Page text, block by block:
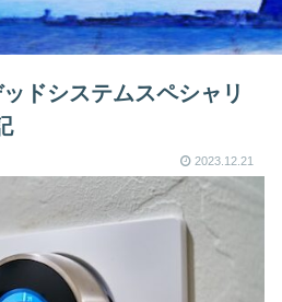
ドシステムスペシャリ
2023.12.21